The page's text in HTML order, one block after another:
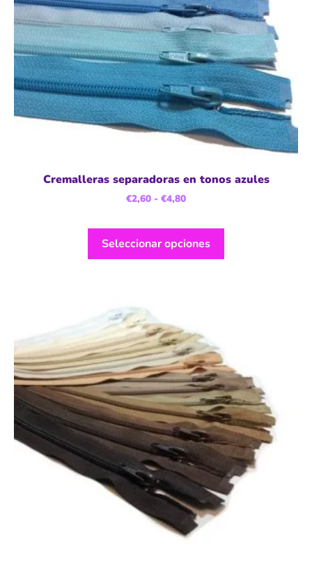
Cremalleras separadoras en tonos azules
€2,60 - €4,80
Seleccionar opciones